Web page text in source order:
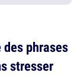
phrases
stresser